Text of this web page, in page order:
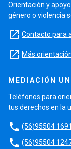
Orientación y
género o violencia
launch Contacto para
launch Más
MEDIACIÓN
Teléfonos para
tus derechos en la
phone (56)95504 1691
phone (56)95504